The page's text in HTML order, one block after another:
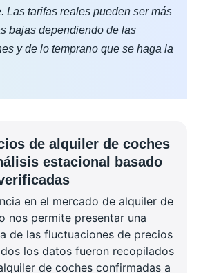
Las tarifas reales pueden ser más
bajas dependiendo de las
y de lo temprano que se haga la
de alquiler de coches
estacional basado
en el mercado de alquiler de
nos permite presentar una
de las fluctuaciones de precios
los datos fueron recopilados
de coches confirmadas a